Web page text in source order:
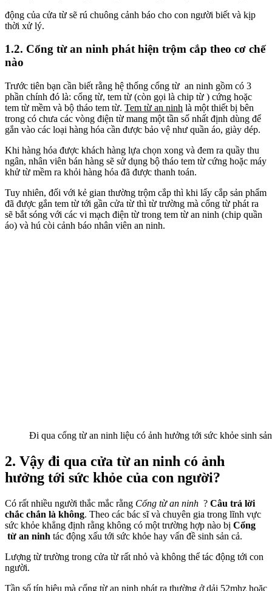
động của cửa từ sẽ rú chuông cảnh báo cho con người biết và kịp
thời xử lý.
1.2. Cổng từ an ninh phát hiện trộm cắp theo cơ chế
nào
Trước tiên bạn cần biết rằng hệ thống cổng từ an ninh gồm có 3
phần chính đó là: cổng từ, tem từ (còn gọi là chip từ ) cứng hoặc
tem từ mềm và bộ tháo tem từ. Tem từ an ninh là một thiết bị bên
trong có chưa các vòng điện từ mang một tần số nhất định dùng để
gắn vào các loại hàng hóa cần được bảo vệ như quần áo, giày dép.
Khi hàng hóa được khách hàng lựa chọn xong và đem ra quầy thu
ngân, nhân viên bán hàng sẽ sử dụng bộ tháo tem từ cứng hoặc máy
khử từ mềm ra khỏi hàng hóa đã được thanh toán.
Tuy nhiên, đối với kẻ gian thường trộm cắp thì khi lấy cắp sản phẩm
đã được gắn tem từ tới gần cửa từ thì từ trường mà cổng từ phát ra
sẽ bắt sóng với các vi mạch điện từ trong tem từ an ninh (chip quần
áo) và hú còi cảnh báo nhân viên an ninh.
Đi qua cổng từ an ninh liệu có ảnh hưởng tới sức khỏe sinh
2. Vậy đi qua cửa từ an ninh có ảnh
hưởng tới sức khỏe của con người?
Có rất nhiều người thắc mắc rằng Cổng từ an ninh ? Câu trả lời
chắc chắn là không. Theo các bác sĩ và chuyên gia trong lĩnh vực
sức khỏe khẳng định rằng không có một trường hợp nào bị Cổng
từ an ninh tác động xấu tới sức khỏe hay vấn đề sinh sản cả.
Lượng từ trường trong cửa từ rất nhỏ và không thể tác động tới con
người.
Tần số tín hiệu mà cổng từ an ninh phát ra thường ở dải 52mhz hoặc